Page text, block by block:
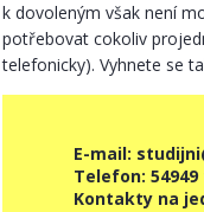
k dovoleným však není
potřebovat cokoliv
telefonicky). Vyhnete se
E-mail:
Telefon: 54949
Kontakty na